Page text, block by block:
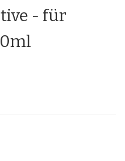
- für